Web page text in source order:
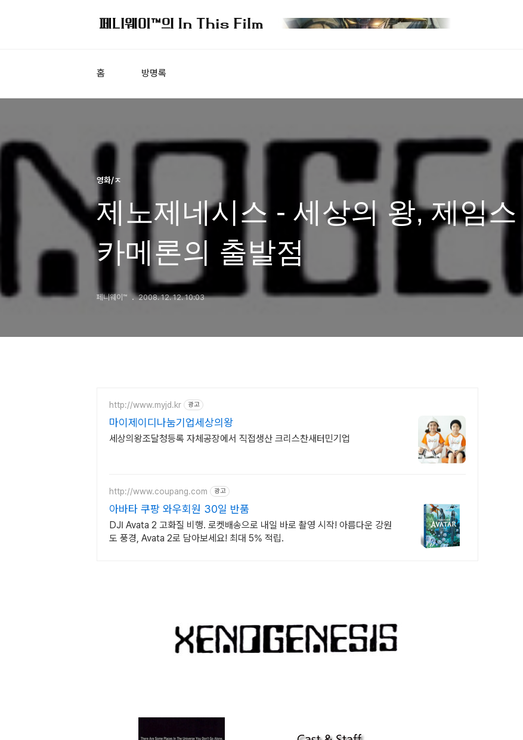
홈 방명록
영화/ㅈ
제노제네시스 - 세상의 왕, 제임스
카메론의 출발점
페니웨이™ 2008. 12. 12. 10:03
http://www.myjd.kr 광고
마이제이디나눔기업세상의왕
세상의왕조달청등록 자체공장에서 직접생산 크리스찬새터민기업
http://www.coupang.com 광고
아바타 쿠팡 와우회원 30일 반품
DJI Avata 2 고화질 비행. 로켓배송으로 내일 바로 촬영 시작! 아름다운 강원
도 풍경, Avata 2로 담아보세요! 최대 5% 적립.